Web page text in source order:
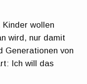
wollen
wird, nur damit
Generationen von
Ich will das